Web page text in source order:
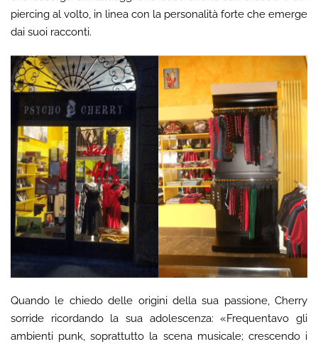
piercing al volto, in linea con la personalità forte che emerge
dai suoi racconti.
Quando le chiedo delle origini della sua passione, Cherry
sorride ricordando la sua adolescenza: «Frequentavo gli
ambienti punk, soprattutto la scena musicale; crescendo i